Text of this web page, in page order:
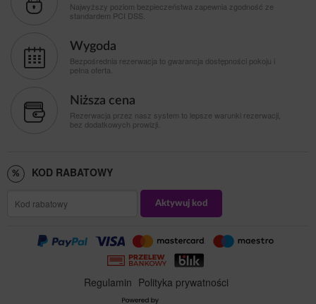
Najwyższy poziom bezpieczeństwa zapewnia zgodność ze
standardem PCI DSS.
Wygoda
Bezpośrednia rezerwacja to gwarancja dostępności pokoju i
pełna oferta.
Niższa cena
Rezerwacja przez nasz system to lepsze warunki rezerwacji,
bez dodatkowych prowizji.
KOD RABATOWY
Aktywuj kod
Regulamin Polityka prywatności